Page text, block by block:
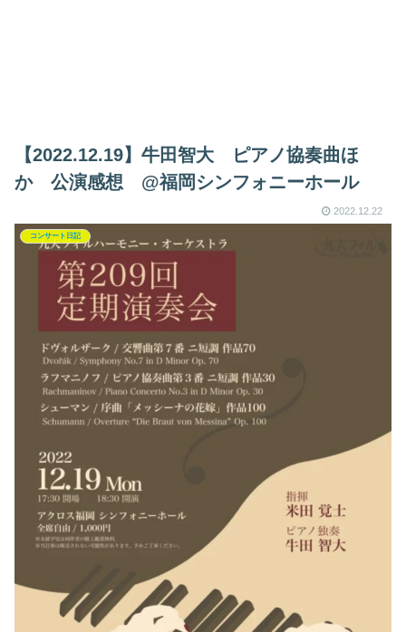
【2022.12.19】牛田智大 ピアノ協奏曲ほ
か 公演感想 @福岡シンフォニーホール
2022.12.22
コンサート日記